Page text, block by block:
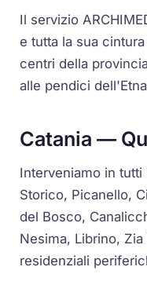
Il servizio
e tutta la sua
centri della
alle pendici
Catania —
Interveniamo in
Storico, Picanello,
del Bosco,
Nesima, Librino,
residenziali